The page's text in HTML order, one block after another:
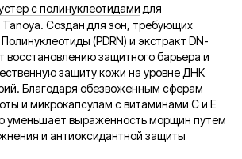
с полинуклеотидами для
Tanoya. Создан для зон, требующих
(PDRN) и экстракт DN-
восстановлению защитного барьера и
защиту кожи на уровне ДНК
Благодаря обезвоженным сферам
и микрокапсулам с витаминами С и Е
уменьшает выраженность морщин путем
и антиоксидантной защиты